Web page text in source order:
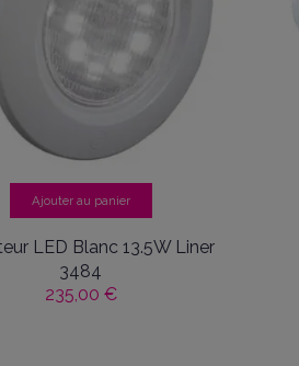
Ajouter au panier
LED Blanc 13.5W Liner
3484
235,00 €